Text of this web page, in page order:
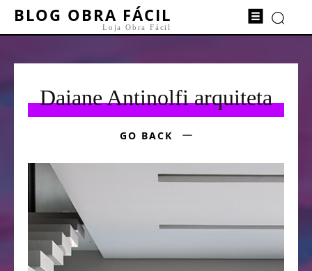
BLOG OBRA FÁCIL
Loja Obra Fácil
Daiane Antinolfi arquiteta
GO BACK